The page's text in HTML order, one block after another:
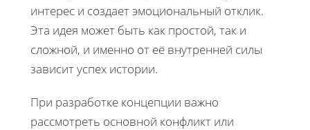
интерес и создает эмоциональный отклик.
Эта идея может быть как простой, так и
сложной, и именно от её внутренней силы
зависит успех истории.
При разработке концепции важно
рассмотреть основной конфликт или